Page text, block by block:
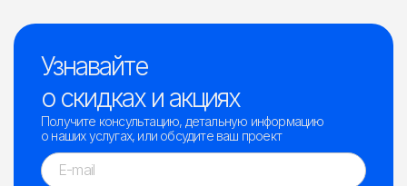
Узнавайте
о скидках и акциях
Получите консультацию, детальную информацию
о наших услугах, или обсудите ваш проект